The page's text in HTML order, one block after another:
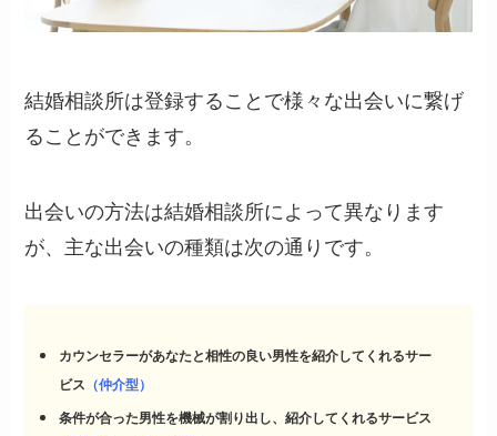
結婚相談所は登録することで様々な出会いに繋げ
ることができます。
出会いの方法は結婚相談所によって異なります
が、主な出会いの種類は次の通りです。
カウンセラーがあなたと相性の良い男性を紹介してくれるサー
ビス （仲介型）
条件が合った男性を機械が割り出し、紹介してくれるサービス